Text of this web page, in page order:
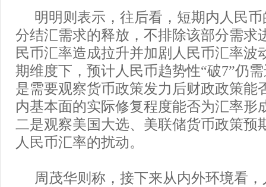
明明则表示，往后看，短期内人民
分结汇需求的释放，不排除该部分需求
民币汇率造成拉升并加剧人民币汇率波
期维度下，预计人民币趋势性“破7”仍
是需要观察货币政策发力后财政政策能
内基本面的实际修复程度能否为汇率形
二是观察美国大选、美联储货币政策预
人民币汇率的扰动。
周茂华则称，接下来从内外环境看